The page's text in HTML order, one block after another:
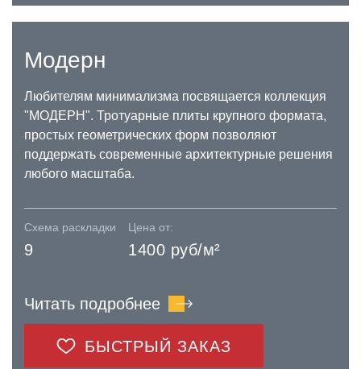
Модерн
Любителям минимализма посвящается коллекция
"МОДЕРН". Тротуарные плиты крупного формата,
простых геометрических форм позволяют
поддержать современные архитектурные решения
любого масштаба.
Схема раскладки
9
Цена от:
1400 руб/м²
Читать подробнее
БЫСТРЫЙ ЗАКАЗ